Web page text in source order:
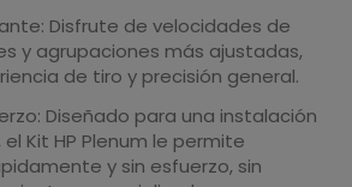
Disfrute de velocidades de
y agrupaciones más ajustadas,
de tiro y precisión general.
Diseñado para una instalación
Kit HP Plenum le permite
y sin esfuerzo, sin